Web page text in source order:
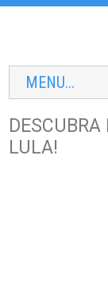
MENU...
DESCUBRA
LULA!